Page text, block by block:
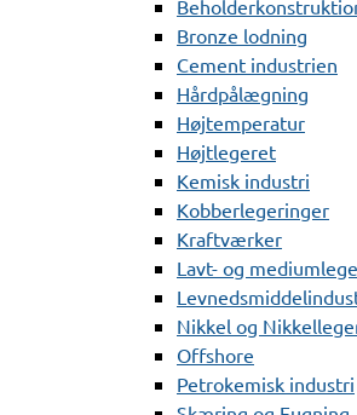
Bronze lodning
Cement industrien
Hårdpålægning
Højtemperatur
Højtlegeret
Kemisk industri
Kobberlegeringer
Kraftværker
Lavt- og
Nikkel og
Offshore
Petrokemisk industri